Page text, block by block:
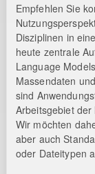
Empfehlen Sie
Disziplinen in
heute zentrale
Language
Massendaten
sind
Arbeitsgebiet
Wir möchten
aber auch
oder Dateitypen